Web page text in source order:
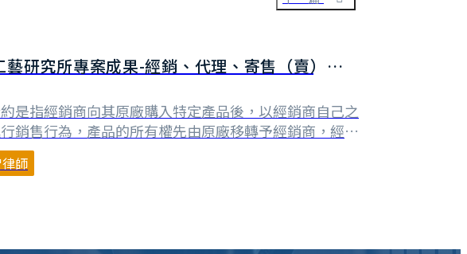
藝研究所專案成果-經銷、代理、寄售（賣）有何
是指經銷商向其原廠購入特定產品後，以經銷商自己之
銷售行為，產品的所有權先由原廠移轉予經銷商，經銷
予購買人，因此，經銷合約的情形下，經銷商獲利的來
轉售差價，而經銷商的主要風險則來自於其進貨之商品
師